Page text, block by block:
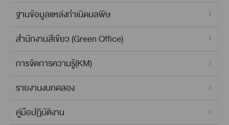
ฐานข้อมูลแหล่งกำเนิดมลพิษ
สำนักงานสีเขียว (Green Office)
การจัดการความรู้(KM)
รายงานงบทดลอง
คู่มือปฏิบัติงาน